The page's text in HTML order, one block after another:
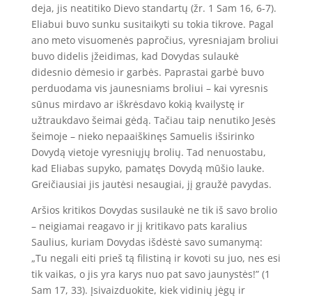
deja, jis neatitiko Dievo standartų (žr. 1 Sam 16, 6-7).
Eliabui buvo sunku susitaikyti su tokia tikrove. Pagal
ano meto visuomenės papročius, vyresniajam broliui
buvo didelis įžeidimas, kad Dovydas sulaukė
didesnio dėmesio ir garbės. Paprastai garbė buvo
perduodama vis jaunesniams broliui – kai vyresnis
sūnus mirdavo ar iškrėsdavo kokią kvailystę ir
užtraukdavo šeimai gėdą. Tačiau taip nenutiko Jesės
šeimoje – nieko nepaaiškinęs Samuelis išsirinko
Dovydą vietoje vyresniųjų brolių. Tad nenuostabu,
kad Eliabas supyko, pamatęs Dovydą mūšio lauke.
Greičiausiai jis jautėsi nesaugiai, jį graužė pavydas.
Aršios kritikos Dovydas susilaukė ne tik iš savo brolio
– neigiamai reagavo ir jį kritikavo pats karalius
Saulius, kuriam Dovydas išdėstė savo sumanymą:
„Tu negali eiti prieš tą filistiną ir kovoti su juo, nes esi
tik vaikas, o jis yra karys nuo pat savo jaunystės!” (1
Sam 17, 33). Įsivaizduokite, kiek vidinių jėgų ir